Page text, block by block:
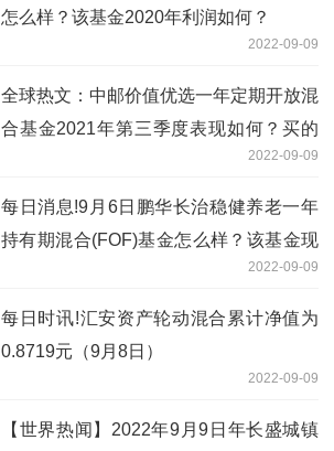
怎么样？该基金2020年利润如何？
2022-09-09
全球热文：中邮价值优选一年定期开放混
合基金2021年第三季度表现如何？买的
2022-09-09
每日消息!9月6日鹏华长治稳健养老一年
持有期混合(FOF)基金怎么样？该基金现
2022-09-09
每日时讯!汇安资产轮动混合累计净值为
0.8719元（9月8日）
2022-09-09
【世界热闻】2022年9月9日年长盛城镇